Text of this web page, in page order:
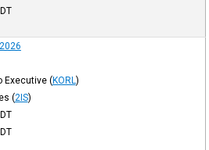
Executive (KORL )
(2IS)